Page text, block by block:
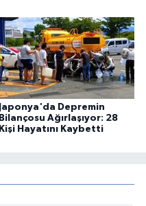
Japonya'da Depremin
Bilançosu Ağırlaşıyor: 28
Kişi Hayatını Kaybetti